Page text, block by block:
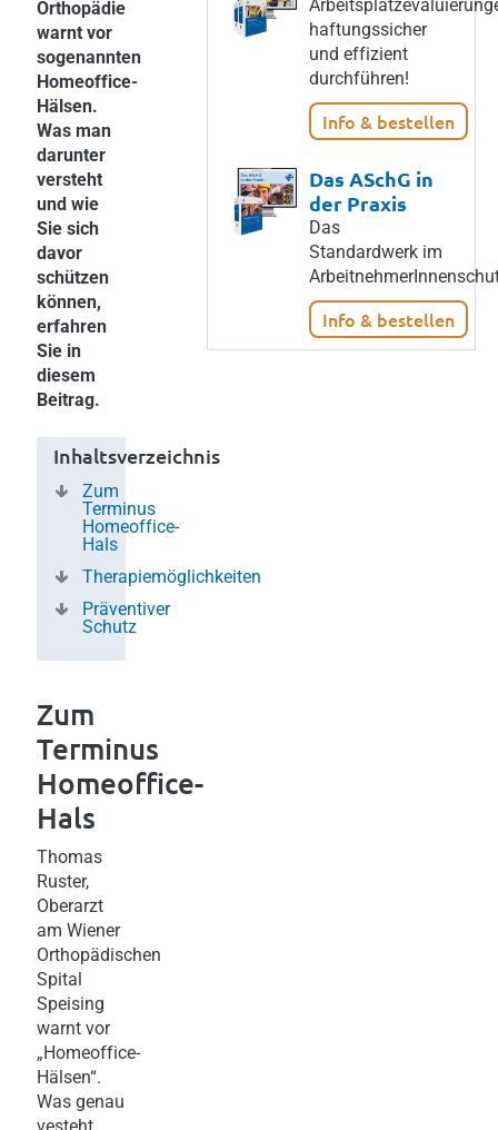
Orthopädie
warnt vor
sogenannten
Homeoffice-
Hälsen.
Was man
darunter
versteht
und wie
Sie sich
davor
schützen
können,
erfahren
Sie in
diesem
Beitrag.
Inhaltsverzeichnis
Zum
Terminus
Homeoffice-
Hals
Therapiemöglichkeiten
Präventiver
Schutz
Zum
Terminus
Homeoffice-
Hals
Thomas
Ruster,
Oberarzt
am Wiener
Orthopädischen
Spital
Speising
warnt vor
„Homeoffice-
Hälsen“.
Was genau
haftungssicher
und effizient
durchführen!
Info & bestellen
Das ASchG in
der Praxis
Das
Standardwerk im
Info & bestellen